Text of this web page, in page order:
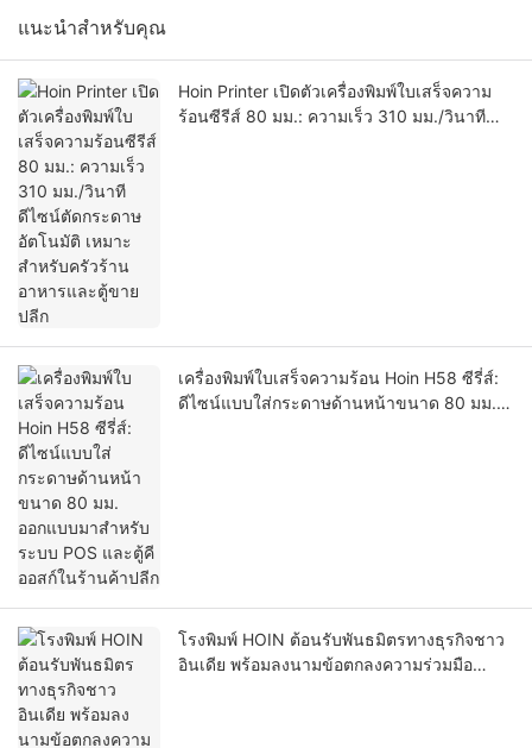
แนะนำสำหรับคุณ
Hoin Printer เปิดตัวเครื่องพิมพ์ใบเสร็จความ
ร้อนซีรีส์ 80 มม.: ความเร็ว 310 มม./วินาที
เครื่องพิมพ์ใบเสร็จความร้อน Hoin H58 ซีรี่ส์:
ดีไซน์แบบใส่กระดาษด้านหน้าขนาด 80 มม.
โรงพิมพ์ HOIN ต้อนรับพันธมิตรทางธุรกิจชาว
อินเดีย พร้อมลงนามข้อตกลงความร่วมมือ